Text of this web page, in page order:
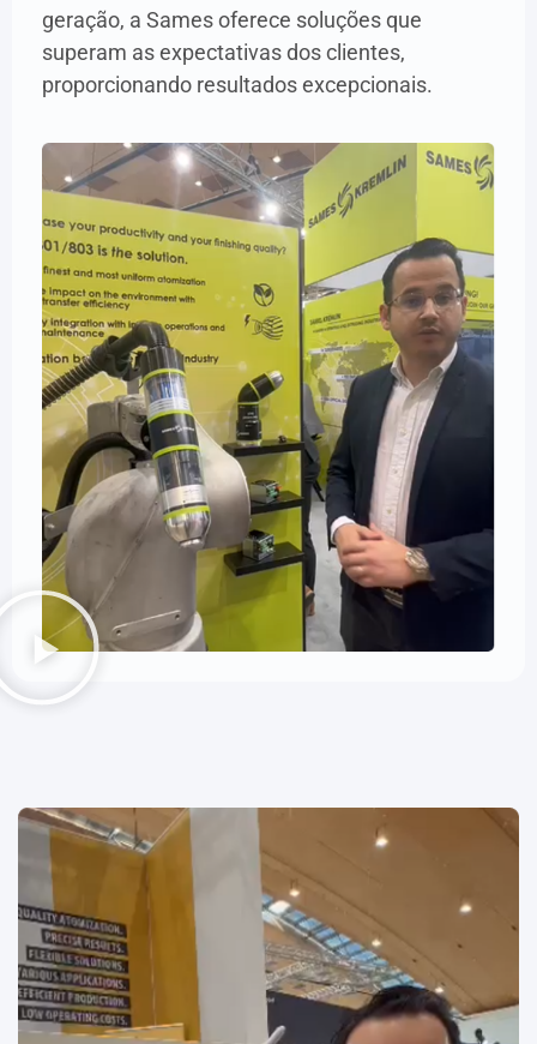
geração, a Sames oferece soluções que
superam as expectativas dos clientes,
proporcionando resultados excepcionais.